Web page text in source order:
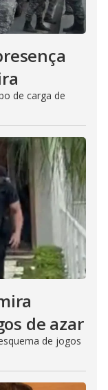
de carga de
de azar
de jogos